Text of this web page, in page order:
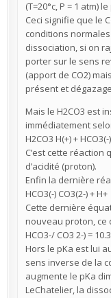
(T=20°c, P = 1 atm)
Ceci signifie que le
conditions
dissociation, si on
porter sur le sens
(apport de CO2)
présent et
Mais le H2CO3 est
immédiatement
H2CO3 H(+) + HCO3(-)
C’est cette réaction
d’acidité (proton).
Enfin la dernière
HCO3(-) CO3(2-) + H+
Cette dernière
nouveau proton, ce
HCO3-/ CO3 2-) =
Hors le pKa est lui
sens inverse de la
augmente le pKa
LeChatelier, la